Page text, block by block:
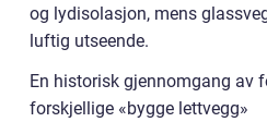
og lydisolasjon, mens
luftig utseende.
En historisk gjennomgang av
forskjellige «bygge lettvegg»